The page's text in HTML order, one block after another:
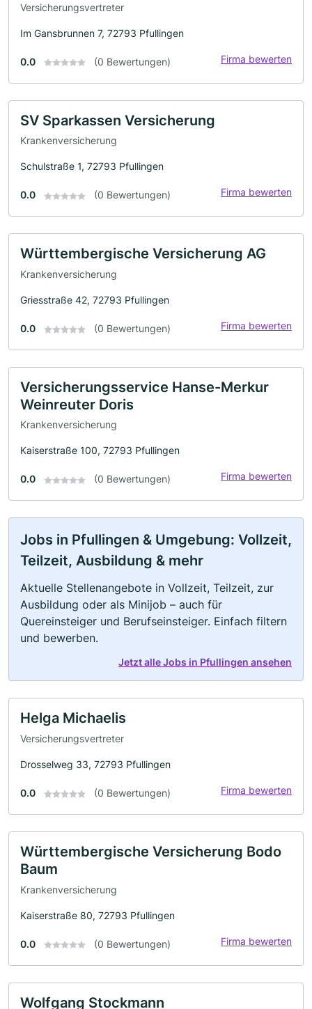
Versicherungsvertreter
Im Gansbrunnen 7, 72793 Pfullingen
0.0 (0 Bewertungen) Firma bewerten
SV Sparkassen Versicherung
Krankenversicherung
Schulstraße 1, 72793 Pfullingen
0.0 (0 Bewertungen) Firma bewerten
Württembergische Versicherung AG
Krankenversicherung
Griesstraße 42, 72793 Pfullingen
0.0 (0 Bewertungen) Firma bewerten
Versicherungsservice Hanse-Merkur
Weinreuter Doris
Krankenversicherung
Kaiserstraße 100, 72793 Pfullingen
0.0 (0 Bewertungen) Firma bewerten
Jobs in Pfullingen & Umgebung: Vollzeit,
Teilzeit, Ausbildung & mehr
Aktuelle Stellenangebote in Vollzeit, Teilzeit, zur
Ausbildung oder als Minijob – auch für
Quereinsteiger und Berufseinsteiger. Einfach filtern
und bewerben.
Jetzt alle Jobs in Pfullingen ansehen
Helga Michaelis
Versicherungsvertreter
Drosselweg 33, 72793 Pfullingen
0.0 (0 Bewertungen) Firma bewerten
Württembergische Versicherung Bodo
Baum
Krankenversicherung
Kaiserstraße 80, 72793 Pfullingen
0.0 (0 Bewertungen) Firma bewerten
Wolfgang Stockmann